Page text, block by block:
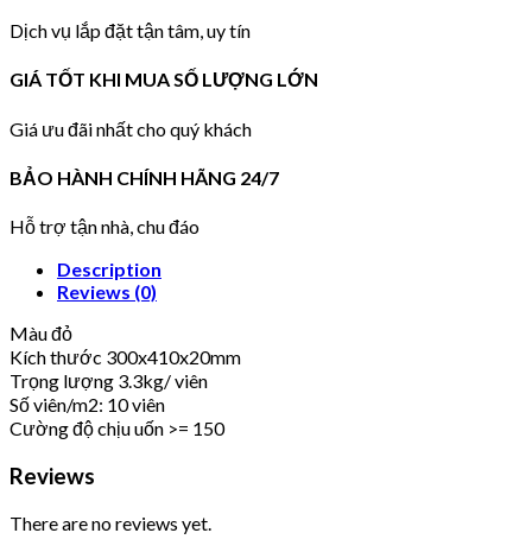
Dịch vụ lắp đặt tận tâm, uy tín
GIÁ TỐT KHI MUA SỐ LƯỢNG LỚN
Giá ưu đãi nhất cho quý khách
BẢO HÀNH CHÍNH HÃNG 24/7
Hỗ trợ tận nhà, chu đáo
Description
Reviews (0)
Màu đỏ
Kích thước 300x410x20mm
Trọng lượng 3.3kg/ viên
Số viên/m2: 10 viên
Cường độ chịu uốn >= 150
Reviews
There are no reviews yet.